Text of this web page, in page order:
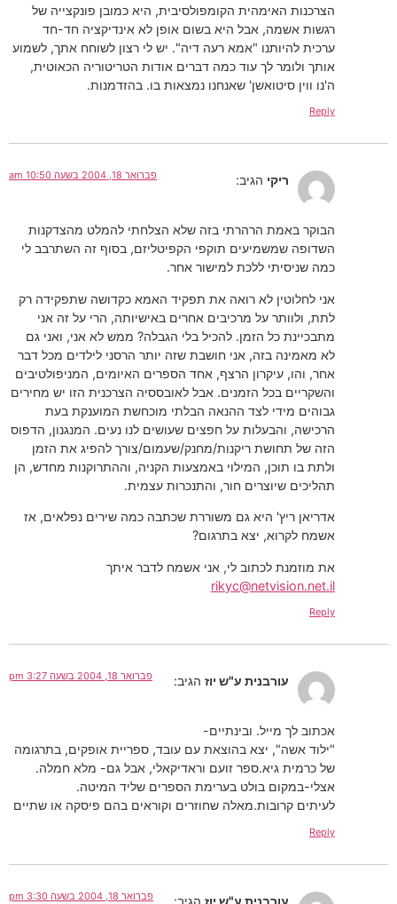
הצרכנות האימהית הקומפולסיבית, היא כמובן פונקצייה של
רגשות אשמה, אבל היא בשום אופן לא אינדיקציה חד-חד
ערכית להיותנו "אמא רעה דיה". יש לי רצון לשוחח אתך, לשמוע
אותך ולומר לך עוד כמה דברים אודות הטריטוריה הכאוטית,
ה'נו ווין סיטואשן' שאנחנו נמצאות בו. בהזדמנות.
Reply
ריקי הגיב: פברואר 18, 2004 בשעה 10:50 am
הבוקר באמת הרהרתי בזה שלא הצלחתי להמלט מהצדקנות
השדופה שמשמיעים תוקפי הקפיטליזם, בסוף זה השתרבב לי
כמה שניסיתי ללכת למישור אחר.
אני לחלוטין לא רואה את תפקיד האמא כקדושה שתפקידה רק
לתת, ולוותר על מרכיבים אחרים באישיותה, הרי על זה אני
מתבכיינת כל הזמן. להכיל בלי הגבלה? ממש לא אני, ואני גם
לא מאמינה בזה, אני חושבת שזה יותר הרסני לילדים מכל דבר
אחר, והו, עיקרון הרצף, אחד הספרים האיומים, המניפולטיבים
והשקריים בכל הזמנים. אבל לאובססיה הצרכנית הזו יש מחירים
גבוהים מידי לצד ההנאה הבלתי מוכחשת המוענקת בעת
הרכישה, והבעלות על חפצים שעושים לנו נעים. המנגנון, הדפוס
הזה של תחושת ריקנות/מחנק/שעמום/צורך להפיג את הזמן
ולתת בו תוכן, המילוי באמצעות הקניה, וההתרוקנות מחדש, הן
תהליכים שיוצרים חור, והתנכרות עצמית.
אדריאן ריץ' היא גם משוררת שכתבה כמה שירים נפלאים, אז
אשמח לקרוא, יצא בתרגום?
את מוזמנת לכתוב לי, אני אשמח לדבר איתך
rikyc@netvision.net.il
Reply
עורבנית ע"ש יוז הגיב: פברואר 18, 2004 בשעה 3:27 pm
אכתוב לך מייל. ובינתיים-
"ילוד אשה", יצא בהוצאת עם עובד, ספריית אופקים, בתרגומה
של כרמית גיא.ספר זועם וראדיקאלי, אבל גם- מלא חמלה.
אצלי-במקום בולט בערימת הספרים שליד המיטה.
לעיתים קרובות.מאלה שחוזרים וקוראים בהם פיסקה או שתיים
Reply
עורבנית ע"ש יוז הגיב: פברואר 18, 2004 בשעה 3:30 pm